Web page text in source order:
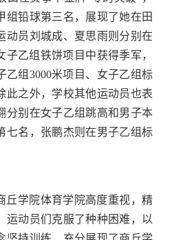
组铅球第三名，展现了她在田
动员刘城成、夏思雨则分别在
子乙组铁饼项目中获得季军，
乙组3000米项目、女子乙组标
此之外，学校其他运动员也表
分别在女子乙组跳高和男子本
七名，张鹏杰则在男子乙组标
丘学院体育学院高度重视，精
运动员们克服了种种困难，以